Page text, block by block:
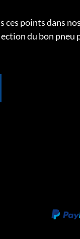
points dans
du bon pneu